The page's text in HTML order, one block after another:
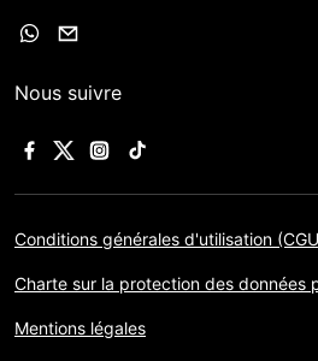
Nous suivre
Conditions générales d'utilisation
Charte sur la protection des données
Mentions légales